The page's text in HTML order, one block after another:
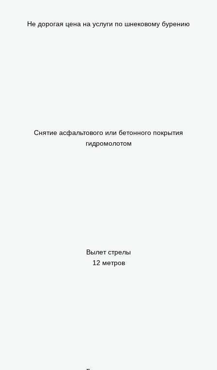
Не дорогая цена на услуги по шнековому бурению
Снятие асфальтового или бетонного покрытия
гидромолотом
Вылет стрелы
12 метров